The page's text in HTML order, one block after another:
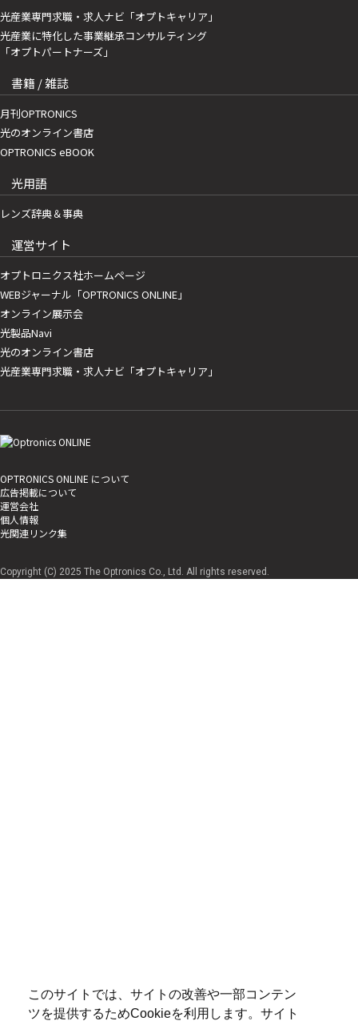
このサイトでは、サイトの改善や一部コンテン
ツを提供するためCookieを利用します。サイト
光産業専門求職・求人ナビ「オプトキャリア」
光産業に特化した事業継承コンサルティング
「オプトパートナーズ」
書籍 / 雑誌
月刊OPTRONICS
光のオンライン書店
OPTRONICS eBOOK
光用語
レンズ辞典＆事典
運営サイト
オプトロニクス社ホームページ
WEBジャーナル「OPTRONICS ONLINE」
オンライン展示会
光製品Navi
光のオンライン書店
光産業専門求職・求人ナビ「オプトキャリア」
OPTRONICS ONLINE について
広告掲載について
運営会社
個人情報
光関連リンク集
Copyright (C) 2025 The Optronics Co., Ltd. All rights reserved.